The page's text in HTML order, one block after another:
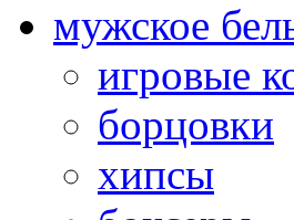
мужское
игровые
борцовки
хипсы